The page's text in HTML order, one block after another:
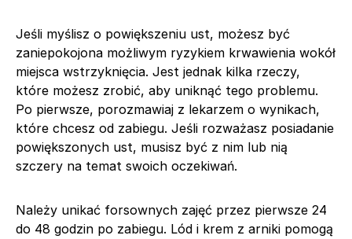
Jeśli myślisz o powiększeniu ust, możesz być
zaniepokojona możliwym ryzykiem krwawienia wokół
miejsca wstrzyknięcia. Jest jednak kilka rzeczy,
które możesz zrobić, aby uniknąć tego problemu.
Po pierwsze, porozmawiaj z lekarzem o wynikach,
które chcesz od zabiegu. Jeśli rozważasz posiadanie
powiększonych ust, musisz być z nim lub nią
szczery na temat swoich oczekiwań.
Należy unikać forsownych zajęć przez pierwsze 24
do 48 godzin po zabiegu. Lód i krem z arniki pomogą